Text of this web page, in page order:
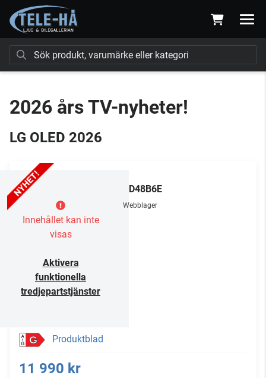
2026 års TV-nyheter!
LG OLED 2026
Innehållet kan inte
visas
Aktivera
funktionella
tredjepartstjänster
OLED48B6E
Webblager
G Produktblad
11 990 kr